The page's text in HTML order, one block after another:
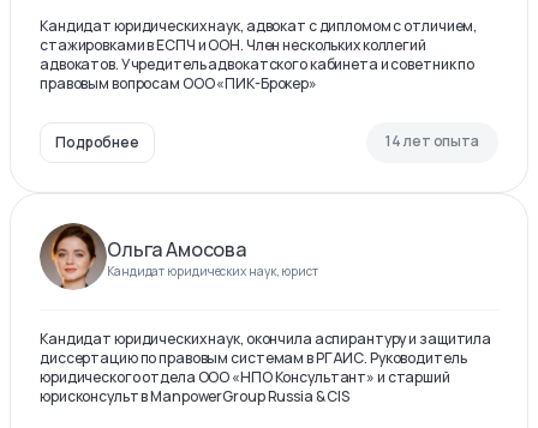
Кандидат юридических наук, адвокат с дипломом с отличием,
стажировками в ЕСПЧ и ООН. Член нескольких коллегий
адвокатов. Учредитель адвокатского кабинета и советник по
правовым вопросам ООО «ПИК-Брокер»
Подробнее 14 лет опыта
Ольга Амосова
Кандидат юридических наук, юрист
Кандидат юридических наук, окончила аспирантуру и защитила
диссертацию по правовым системам в РГАИС. Руководитель
юридического отдела ООО «НПО Консультант» и старший
юрисконсульт в ManpowerGroup Russia & CIS